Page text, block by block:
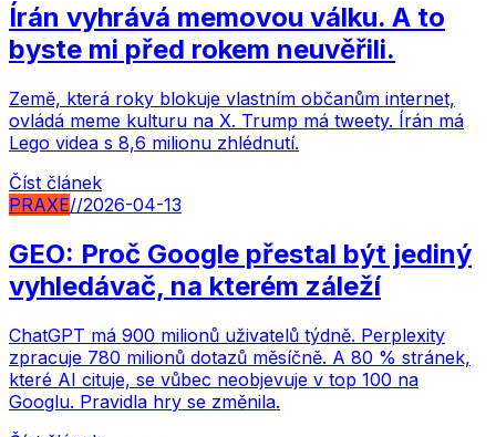
Írán vyhrává memovou válku. A to
byste mi před rokem neuvěřili.
Země, která roky blokuje vlastním občanům internet,
ovládá meme kulturu na X. Trump má tweety. Írán má
Lego videa s 8,6 milionu zhlédnutí.
Číst článek
PRAXE//2026-04-13
GEO: Proč Google přestal být jediný
vyhledávač, na kterém záleží
ChatGPT má 900 milionů uživatelů týdně. Perplexity
zpracuje 780 milionů dotazů měsíčně. A 80 % stránek,
které AI cituje, se vůbec neobjevuje v top 100 na
Googlu. Pravidla hry se změnila.